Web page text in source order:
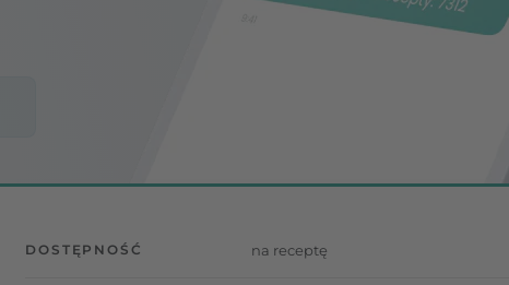
DOSTĘPNOŚĆ na receptę